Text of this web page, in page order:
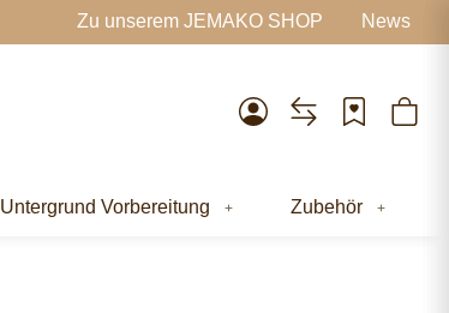
Zu unserem JEMAKO SHOP News
Untergrund Vorbereitung Zubehör